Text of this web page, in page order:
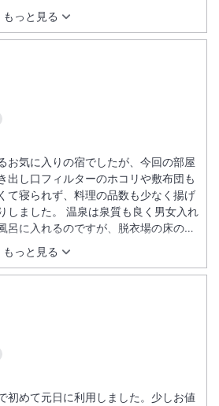
もっと見る
なく、従業員の手伝いもないので５階
力であげるしかありません。予約時に
は非常に残念でした。
もっと見る
お気に入りの宿でしたが、今回の部屋
出し口フィルターのホコリや敷布団も
て寝られず、料理の品数も少なく揚げ
しました。 温泉は泉質も良く男女入れ
呂に入れるのですが、脱衣場の床の掃
が気になりました。
初めて元日に利用しました。少しお値